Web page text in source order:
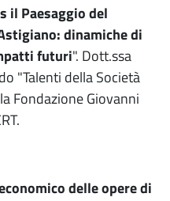
il Paesaggio del
dinamiche di
futuri". Dott.ssa
"Talenti della Società
Fondazione Giovanni
delle opere di